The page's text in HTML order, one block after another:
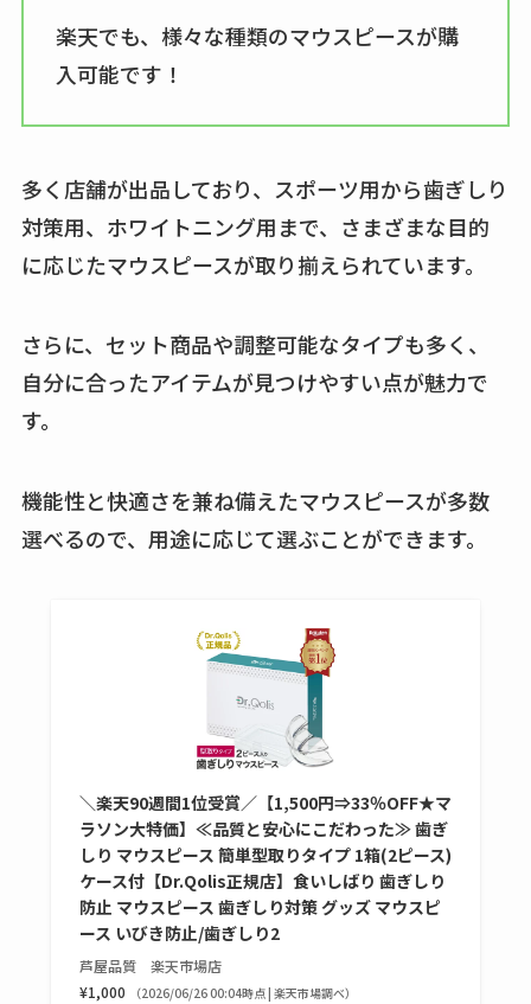
楽天でも、様々な種類のマウスピースが購
入可能です！
多く店舗が出品しており、スポーツ用から歯ぎしり
対策用、ホワイトニング用まで、さまざまな目的
に応じたマウスピースが取り揃えられています。
さらに、セット商品や調整可能なタイプも多く、
自分に合ったアイテムが見つけやすい点が魅力で
す。
機能性と快適さを兼ね備えたマウスピースが多数
選べるので、用途に応じて選ぶことができます。
＼楽天90週間1位受賞／【1,500円⇒33％OFF★マ
ラソン大特価】≪品質と安心にこだわった≫ 歯ぎ
しり マウスピース 簡単型取りタイプ 1箱(2ピース)
ケース付【Dr.Qolis正規店】食いしばり 歯ぎしり
防止 マウスピース 歯ぎしり対策 グッズ マウスピ
ース いびき防止/歯ぎしり2
芦屋品質 楽天市場店
¥1,000
（2026/06/26 00:04時点 | 楽天市場調べ）